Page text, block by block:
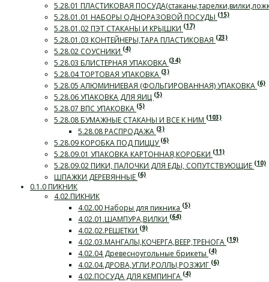
5.28.01 ПЛАСТИКОВАЯ
5.28.01.01 НАБОРЫ ОДНОРАЗОВОЙ ПОСУДЫ (15)
5.28.01.02 ПЭТ СТАКАНЫ И КРЫШКИ (17)
5.28.01.03 КОНТЕЙНЕРЫ,ТАРА ПЛАСТИКОВАЯ (23)
5.28.02 СОУСНИКИ (4)
5.28.03 БЛИСТЕРНАЯ УПАКОВКА (34)
5.28.04 ТОРТОВАЯ УПАКОВКА (3)
5.28.05 АЛЮМИНИЕВАЯ (ФОЛЬГИРОВАННАЯ) УПАКОВКА (6)
5.28.06 УПАКОВКА ДЛЯ ЯИЦ (5)
5.28.07 ВПС УПАКОВКА (5)
5.28.08 БУМАЖНЫЕ СТАКАНЫ И ВСЕ К НИМ (103)
5.28.08 РАСПРОДАЖА (3)
5.28.09 КОРОБКА ПОД ПИЦЦУ (6)
5.28.09.01 УПАКОВКА КАРТОННАЯ,КОРОБКИ (11)
5.28.09.02 ПИКИ, ПАЛОЧКИ ДЛЯ ЕДЫ, СОПУТСТВУЮЩИЕ (10)
ШПАЖКИ ДЕРЕВЯННЫЕ (6)
0.1.0 ПИКНИК
4.02.ПИКНИК
4.02.00 Наборы для пикника (5)
4.02.01.ШАМПУРА,ВИЛКИ (64)
4.02.02.РЕШЕТКИ (9)
4.02.03.МАНГАЛЫ,КОЧЕРГА,ВЕЕР,ТРЕНОГА (19)
4.02.04 Древесноугольные брикеты (4)
4.02.04.ДРОВА,УГЛИ,РОЛЛЫ,РОЗЖИГ (6)
4.02.ПОСУДА ДЛЯ КЕМПИНГА (4)